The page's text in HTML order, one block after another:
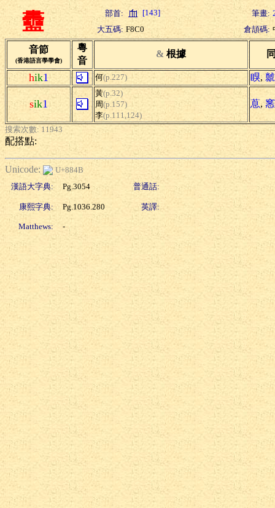
衋 部首: [143] 筆畫:
大五碼: F8C0 倉頡碼:
音節
(香港語言學學會)
粵
音
& 根據
hik1 何(p.227) 瞁, 虩
sik1
黃(p.32)
周(p.157)
李(p.111,124)
蒠, 窸
搜索次數: 11943
配搭點:
Unicode:
U+884B
漢語大字典:
Pg.3054 普通話:
康熙字典: Pg.1036.280 英譯:
Matthews: -